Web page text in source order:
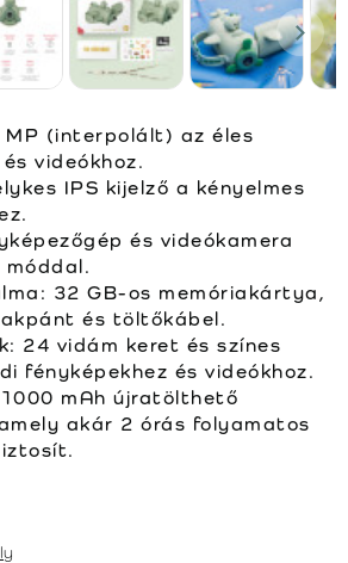
MP (interpolált) az éles
videókhoz.
IPS kijelző a kényelmes
és videókamera
32 GB-os memóriakártya,
és töltőkábel.
24 vidám keret és színes
fényképekhez és videókhoz.
1000 mAh újratölthető
akár 2 órás folyamatos